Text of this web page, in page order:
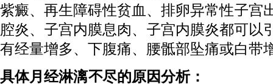
紫癜、再生障碍性贫血、排卵异常性子宫
腔炎、子宫内膜息肉、子宫内膜炎都可以
有经量增多、下腹痛、腰骶部坠痛或白带
具体月经淋漓不尽的原因分析：